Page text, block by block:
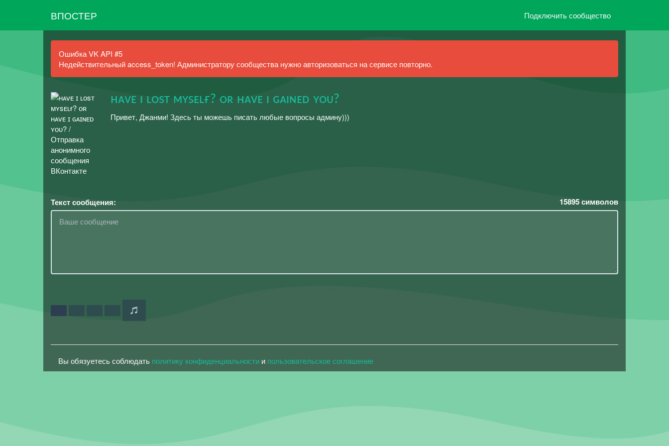
ВПОСТЕР Подключить сообщество
Ошибка VK API #5
Недействительный access_token! Администратору сообщества нужно авторизоваться на сервисе повторно.
ʜᴀᴠᴇ ɪ ʟᴏsᴛ ᴍʏsᴇʟғ? ᴏʀ ʜᴀᴠᴇ ɪ ɢᴀɪɴᴇᴅ ʏᴏᴜ?
Привет, Джанми! Здесь ты можешь писать любые вопросы админу)))
Текст сообщения: 15895символов
Вы обязуетесь соблюдать политику конфиденциальности и пользовательское соглашение